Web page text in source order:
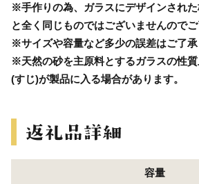
※手作りの為、ガラスにデザインされ
と全く同じものではございませんのでご
※サイズや容量など多少の誤差はご了承
※天然の砂を主原料とするガラスの性
(すじ)が製品に入る場合があります。
容量